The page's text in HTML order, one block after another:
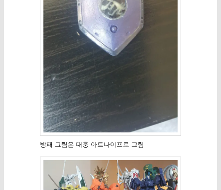
방패 그림은 대충 아트나이프로 그림